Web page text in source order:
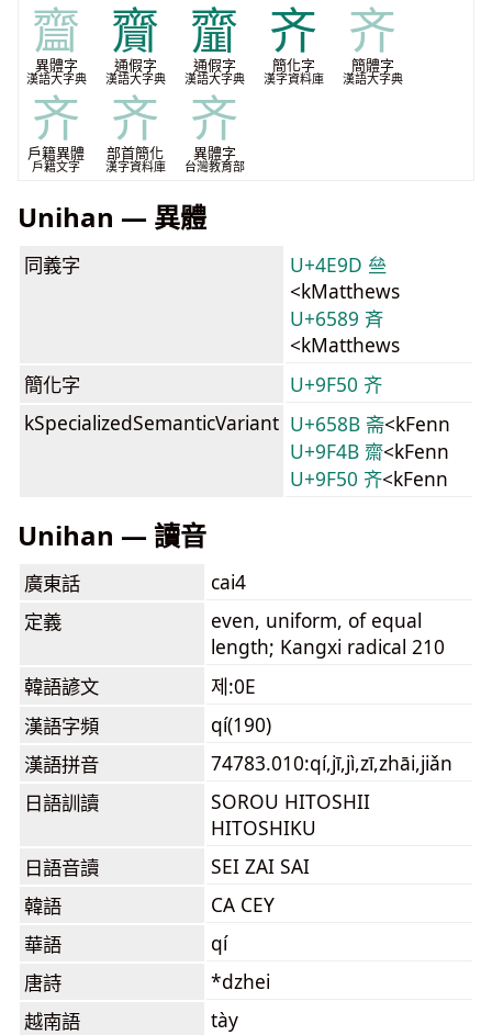
齍
異體字
漢語大字典
齎
通假字
漢語大字典
齏
通假字
漢語大字典
齐
簡化字
漢字資料庫
齐
簡體字
漢語大字典
齐
戶籍異體
戶籍文字
齐
部首簡化
漢字資料庫
齐
異體字
台灣教育部
Unihan — 異體
同義字
U+4E9D 亝
<kMatthews
U+6589 斉
<kMatthews
簡化字
U+9F50 齐
kSpecializedSemanticVariant U+658B 斋<kFenn
U+9F4B 齋<kFenn
U+9F50 齐<kFenn
Unihan — 讀音
廣東話
cai4
定義
even, uniform, of equal
length; Kangxi radical 210
韓語諺文
제:0E
漢語字頻
qí(190)
漢語拼音
74783.010:qí,jī,jì,zī,zhāi,jiǎn
日語訓讀
SOROU HITOSHII
HITOSHIKU
日語音讀
SEI ZAI SAI
韓語
CA CEY
華語
qí
唐詩
*dzhei
越南語
tày